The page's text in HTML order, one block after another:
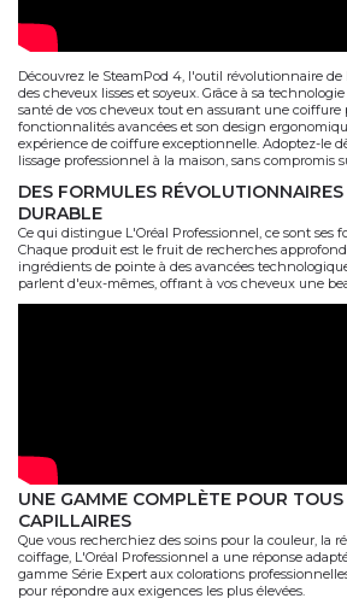
Découvrez le SteamPod 4, l'outil révolutionnaire
des cheveux lisses et soyeux. Grâce à sa
santé de vos cheveux tout en assurant une coiffure
fonctionnalités avancées et son design
expérience de coiffure exceptionnelle. Adoptez-le
lissage professionnel à la maison, sans compromis
DES FORMULES
DURABLE
Ce qui distingue L'Oréal Professionnel, ce sont ses
Chaque produit est le fruit de recherches
ingrédients de pointe à des avancées
parlent d'eux-mêmes, offrant à vos cheveux une
UNE GAMME COMPLÈTE POUR TOUS
CAPILLAIRES
Que vous recherchiez des soins pour la couleur, la
coiffage, L'Oréal Professionnel a une réponse
gamme Série Expert aux colorations
pour répondre aux exigences les plus élevées.